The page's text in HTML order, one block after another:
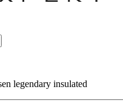
legendary insulated